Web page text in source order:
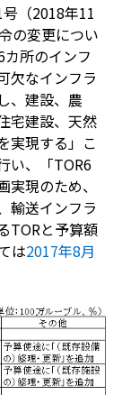
（2018年11
の変更につい
所のインフ
欠なインフラ
、建設、農
宅建設、天然
実現する」こ
い、「TOR6
現のため、
輸送インフラ
TORと予算額
は2017年8月